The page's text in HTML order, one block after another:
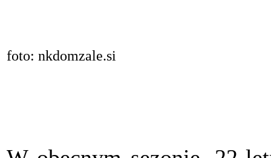
foto: nkdomzale.si